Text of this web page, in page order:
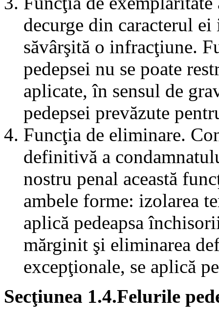
decurge din caracterul
săvârşită o infracţiune.
pedepsei nu se poate
aplicate, în sensul de
pedepsei prevăzute
Funcţia de eliminare.
definitivă a
nostru penal această
ambele forme: izolarea
aplică pedeapsa
mărginit şi eliminarea
excepţionale, se aplică
Secţiunea 1.4.Felurile